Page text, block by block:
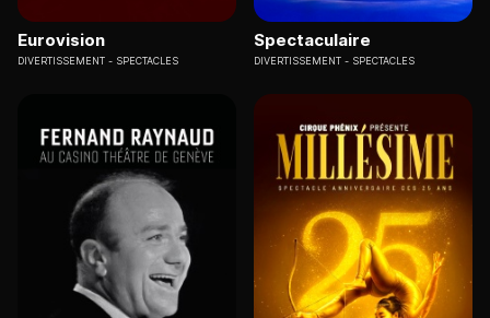
Eurovision
DIVERTISSEMENT SPECTACLES
Spectaculaire
DIVERTISSEMENT SPECTACLES